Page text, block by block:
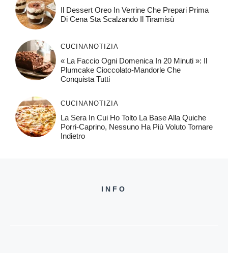
Il Dessert Oreo In Verrine Che Prepari Prima
Di Cena Sta Scalzando Il Tiramisù
CUCINA NOTIZIA
« La Faccio Ogni Domenica In 20 Minuti »: Il
Plumcake Cioccolato-Mandorle Che
Conquista Tutti
CUCINA NOTIZIA
La Sera In Cui Ho Tolto La Base Alla Quiche
Porri-Caprino, Nessuno Ha Più Voluto Tornare
Indietro
INFO